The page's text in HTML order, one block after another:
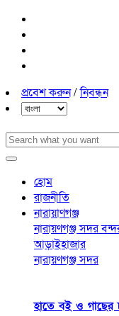
প্রবেশ করুন/নিবন্ধন
হোম
রাজনীতি
নারায়াণগঞ্জ
নারায়ণগঞ্জ সদর
আড়াইহাজার
নারায়ণগঞ্জ সদর
হাতে বই ও গাছের